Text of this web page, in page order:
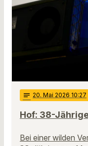
notes 20. Mai 2026 10:27
Hof: 38-
Bei einer wilden